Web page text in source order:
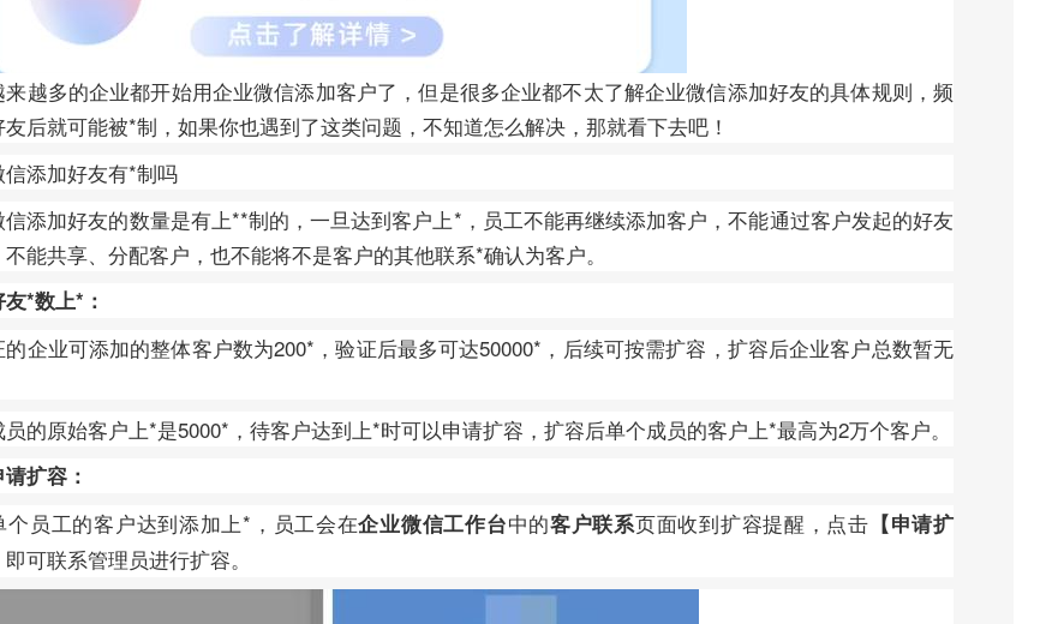
来越多的企业都开始用企业微信添加客户了，但是很多企业都不太了解企业微信添加好友的具体规则，频
后就可能被*制，如果你也遇到了这类问题，不知道怎么解决，那就看下去吧！
添加好友有*制吗
添加好友的数量是有上**制的，一旦达到客户上*，员工不能再继续添加客户，不能通过客户发起的好友
能共享、分配客户，也不能将不是客户的其他联系*确认为客户。
*数上*：
企业可添加的整体客户数为200*，验证后最多可达50000*，后续可按需扩容，扩容后企业客户总数暂无
的原始客户上*是5000*，待客户达到上*时可以申请扩容，扩容后单个成员的客户上*最高为2万个客户。
扩容：
个员工的客户达到添加上*，员工会在企业微信工作台中的客户联系页面收到扩容提醒，点击 【申请扩
即可联系管理员进行扩容。